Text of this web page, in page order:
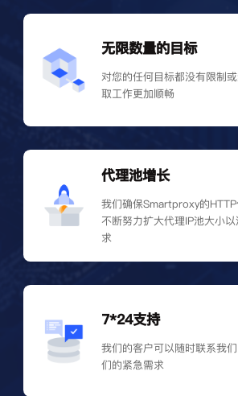
无限数量的目标
对您的任何目标都没有限制
取工作更加顺畅
代理池增长
我们确保Smartproxy的
不断努力扩大代理IP池大小
求
7*24支持
我们的客户可以随时联系我
们的紧急需求